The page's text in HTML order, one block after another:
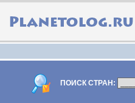
ПОИСК СТРАН: